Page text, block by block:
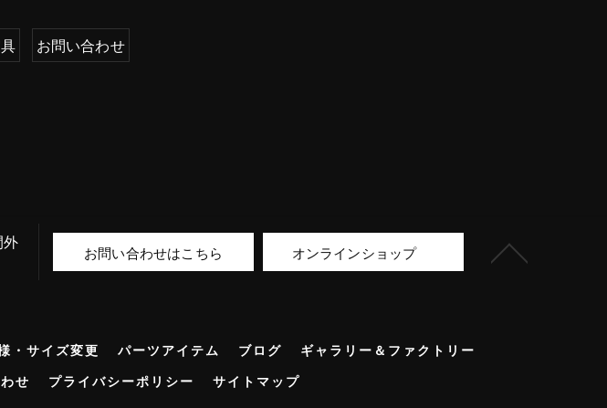
お問い合わせ
外
お問い合わせはこちら オンラインショップ
・サイズ変更 パーツアイテム ブログ
ギャラリー＆ファクトリー
せ プライバシーポリシー サイトマップ